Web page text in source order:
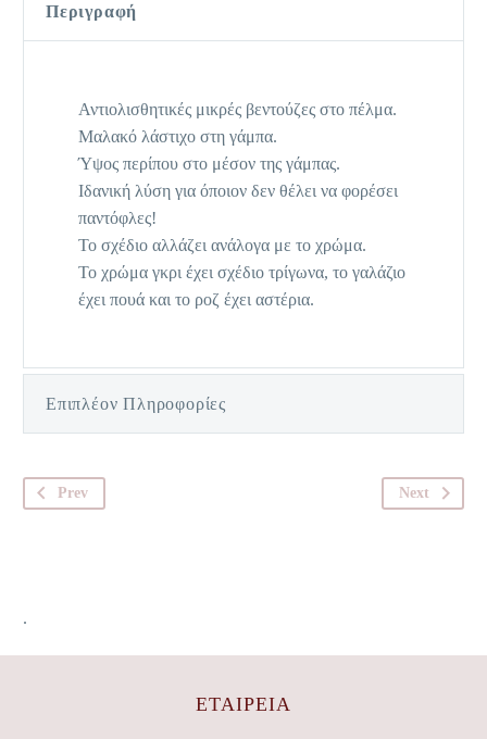
Περιγραφή
Αντιολισθητικές μικρές βεντούζες στο πέλμα.
Μαλακό λάστιχο στη γάμπα.
Ύψος περίπου στο μέσον της γάμπας.
Ιδανική λύση για όποιον δεν θέλει να φορέσει
παντόφλες!
Το σχέδιο αλλάζει ανάλογα με το χρώμα.
Το χρώμα γκρι έχει σχέδιο τρίγωνα, το γαλάζιο
έχει πουά και το ροζ έχει αστέρια.
Επιπλέον Πληροφορίες
Prev Next
.
ΕΤΑΙΡΕΊΑ